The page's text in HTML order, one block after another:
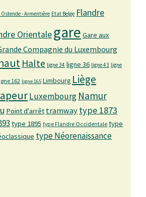
- Armentière Etat Belge Flandre
Orientalegare Gare aux
Compagnie du Luxembourg
Halte ligne 34 ligne 36 ligne 43 ligne
162 ligne 165 Limbourg Liège
Luxembourg Namur
Point d'arrêt tramway type 1873
type 1895 type Flandre Occidentale type
type Néorenaissance